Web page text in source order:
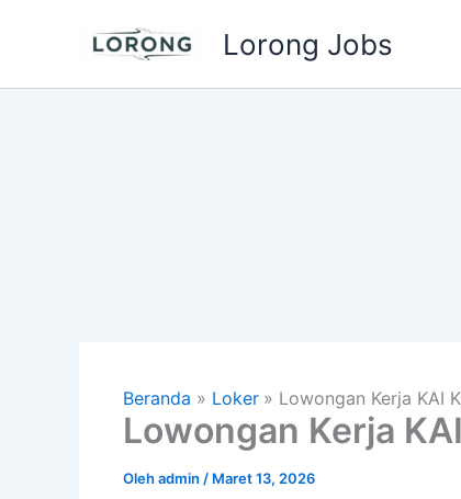
Lorong Jobs
Beranda Loker Lowongan Kerja KAI
Lowongan Kerja
Olehadmin / Maret 13, 2026